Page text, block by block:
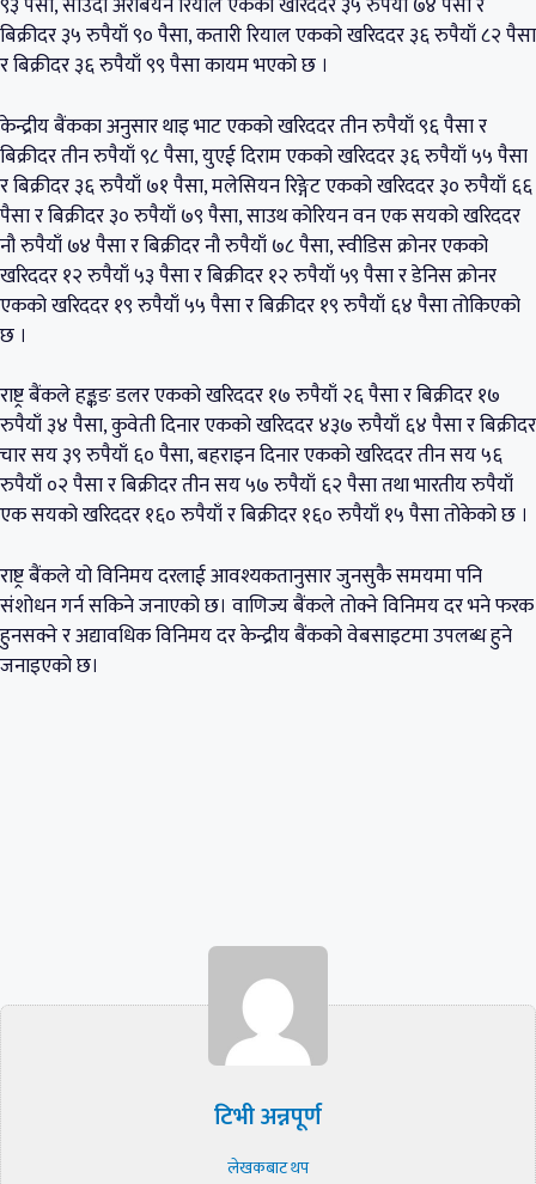
बिक्रीदर ३५ रुपैयाँ ९० पैसा, कतारी रियाल एकको खरिददर ३६ रुपैयाँ ८२ पैसा
र बिक्रीदर ३६ रुपैयाँ ९९ पैसा कायम भएको छ ।
केन्द्रीय बैंकका अनुसार थाइ भाट एकको खरिददर तीन रुपैयाँ ९६ पैसा र
बिक्रीदर तीन रुपैयाँ ९८ पैसा, युएई दिराम एकको खरिददर ३६ रुपैयाँ ५५ पैसा
र बिक्रीदर ३६ रुपैयाँ ७१ पैसा, मलेसियन रिङ्गेट एकको खरिददर ३० रुपैयाँ ६६
पैसा र बिक्रीदर ३० रुपैयाँ ७९ पैसा, साउथ कोरियन वन एक सयको खरिददर
नौ रुपैयाँ ७४ पैसा र बिक्रीदर नौ रुपैयाँ ७८ पैसा, स्वीडिस क्रोनर एकको
खरिददर १२ रुपैयाँ ५३ पैसा र बिक्रीदर १२ रुपैयाँ ५९ पैसा र डेनिस क्रोनर
एकको खरिददर १९ रुपैयाँ ५५ पैसा र बिक्रीदर १९ रुपैयाँ ६४ पैसा तोकिएको
छ ।
राष्ट्र बैंकले हङ्कङ डलर एकको खरिददर १७ रुपैयाँ २६ पैसा र बिक्रीदर १७
रुपैयाँ ३४ पैसा, कुवेती दिनार एकको खरिददर ४३७ रुपैयाँ ६४ पैसा र बिक्रीदर
चार सय ३९ रुपैयाँ ६० पैसा, बहराइन दिनार एकको खरिददर तीन सय ५६
रुपैयाँ ०२ पैसा र बिक्रीदर तीन सय ५७ रुपैयाँ ६२ पैसा तथा भारतीय रुपैयाँ
एक सयको खरिददर १६० रुपैयाँ र बिक्रीदर १६० रुपैयाँ १५ पैसा तोकेको छ ।
राष्ट्र बैंकले यो विनिमय दरलाई आवश्यकतानुसार जुनसुकै समयमा पनि
संशोधन गर्न सकिने जनाएको छ। वाणिज्य बैंकले तोक्ने विनिमय दर भने फरक
हुनसक्ने र अद्यावधिक विनिमय दर केन्द्रीय बैंकको वेबसाइटमा उपलब्ध हुने
जनाइएको छ।
टिभी अन्नपूर्ण
लेखकबाट थप